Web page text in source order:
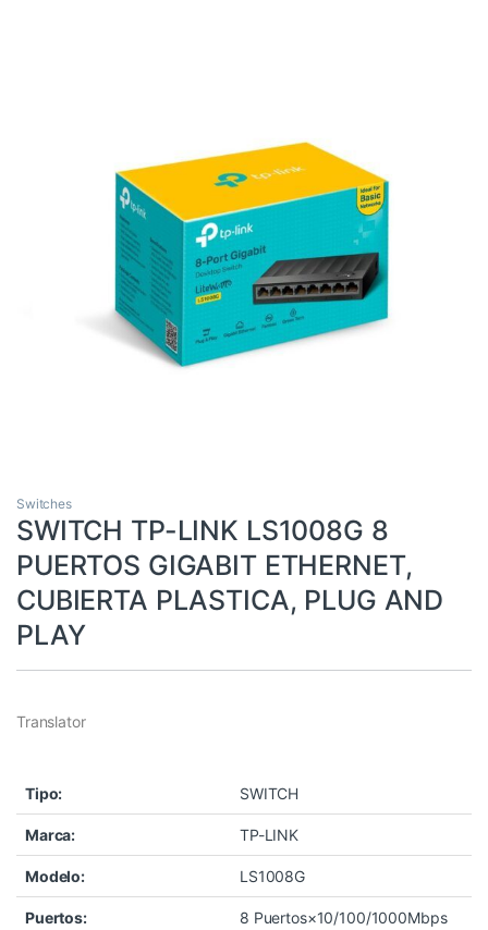
Switches
SWITCH TP-LINK LS1008G 8
PUERTOS GIGABIT ETHERNET,
CUBIERTA PLASTICA, PLUG AND
PLAY
Translator
Tipo: SWITCH
Marca: TP-LINK
Modelo: LS1008G
Puertos: 8 Puertos×10/100/1000Mbps